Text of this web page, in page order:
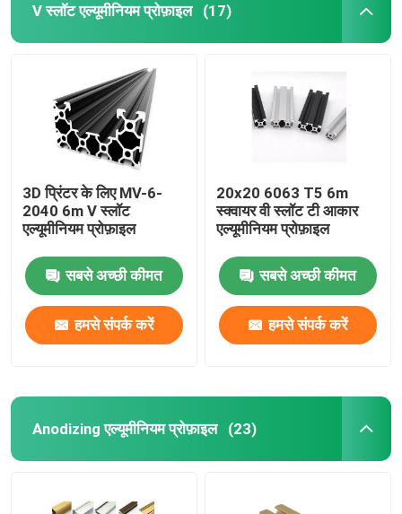
V स्लॉट एल्यूमीनियम प्रोफ़ाइल (17)
3D प्रिंटर के लिए MV-6-
2040 6m V स्लॉट
एल्यूमीनियम प्रोफ़ाइल
सबसे अच्छी कीमत
हमसे संपर्क करें
20x20 6063 T5 6m
स्क्वायर वी स्लॉट टी आकार
एल्यूमीनियम प्रोफ़ाइल
सबसे अच्छी कीमत
हमसे संपर्क करें
Anodizing एल्यूमीनियम प्रोफ़ाइल (23)